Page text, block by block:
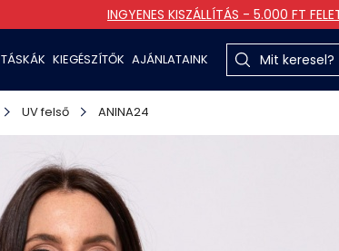
INGYENES KISZÁLLÍTÁS - 5.000 FT
TÁSKÁK KIEGÉSZÍTŐK AJÁNLATAINK
UV felső ANINA24